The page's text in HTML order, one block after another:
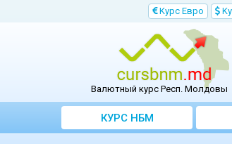
Kурс Евро
Валютный курс Респ. Молдовы
КУРС НБМ